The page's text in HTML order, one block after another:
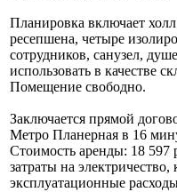
Планировка включает
ресепшена, четыре
сотрудников, санузел,
использовать в качестве
Помещение свободно.
Заключается прямой
Метро Планерная в 16
Стоимость аренды: 18 597
затраты на
эксплуатационные